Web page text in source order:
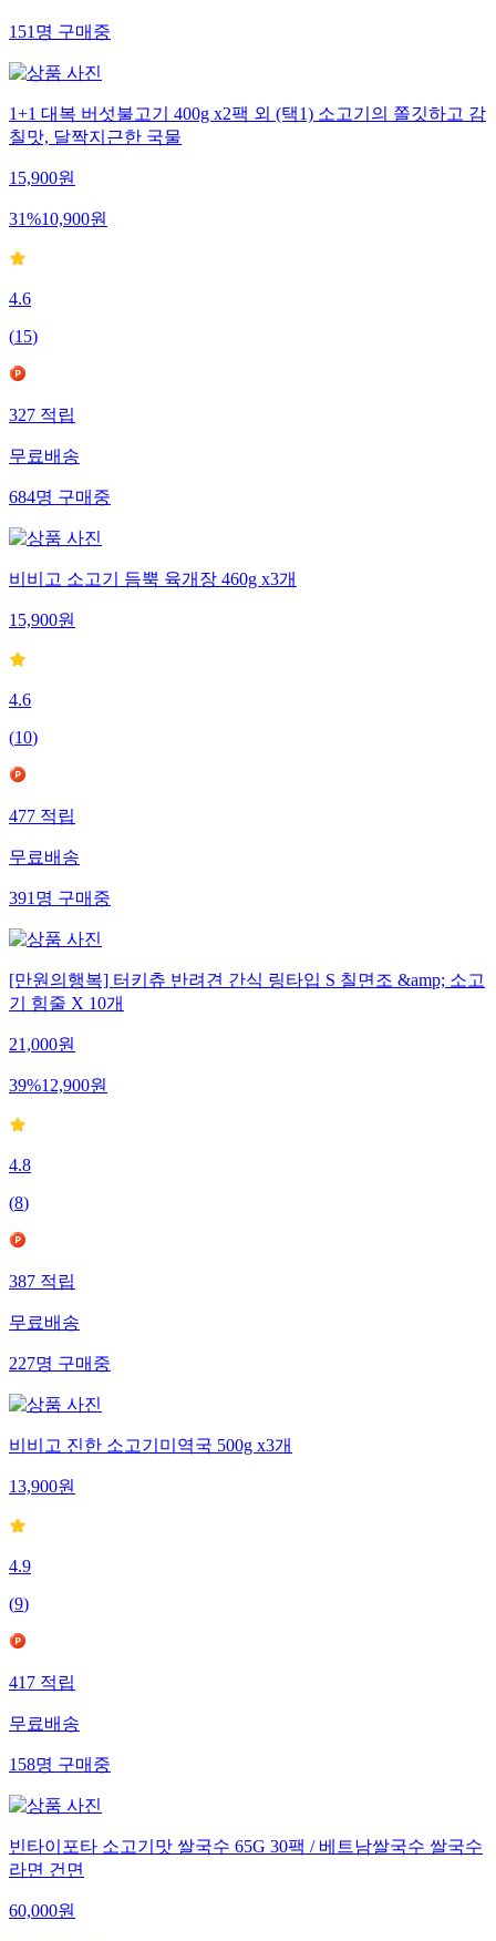
151명구매중
1+1 대복 버섯불고기 400g x2팩 외 (택1) 소고기의 쫄깃하고 감
칠맛, 달짝지근한 국물
15,900원
31%10,900원
4.6
(15)
327적립
무료배송
684명구매중
비비고 소고기 듬뿍 육개장 460g x3개
15,900원
4.6
(10)
477적립
무료배송
391명구매중
[만원의행복] 터키츄 반려견 간식 링타입 S 칠면조 &amp; 소고
기 힘줄 X 10개
21,000원
39%12,900원
4.8
(8)
387적립
무료배송
227명구매중
비비고 진한 소고기미역국 500g x3개
13,900원
4.9
(9)
417적립
무료배송
158명구매중
빈타이포타 소고기맛 쌀국수 65G 30팩 / 베트남쌀국수 쌀국수
라면 건면
60,000원